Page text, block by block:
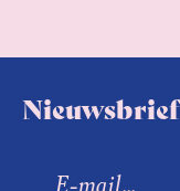
Nieuwsbrief